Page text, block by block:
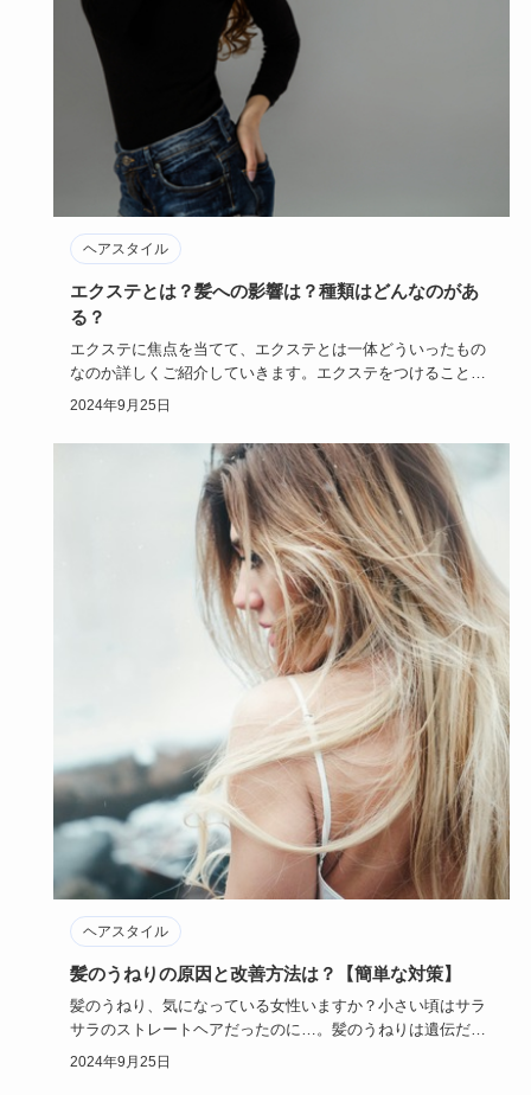
ヘアスタイル
エクステとは？髪への影響は？種類はどんなのがあ
る？
エクステに焦点を当てて、エクステとは一体どういったもの
なのか詳しくご紹介していきます。エクステをつけることに
よる髪への影響…
2024年9月25日
ヘアスタイル
髪のうねりの原因と改善方法は？【簡単な対策】
髪のうねり、気になっている女性いますか？小さい頃はサラ
サラのストレートヘアだったのに…。髪のうねりは遺伝だけ
ではありません…
2024年9月25日